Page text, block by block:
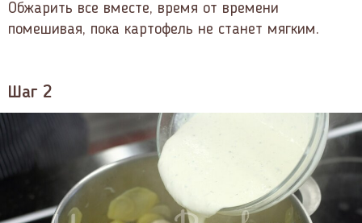
Обжарить все вместе, время от времени
помешивая, пока картофель не станет мягким.
Шаг 2